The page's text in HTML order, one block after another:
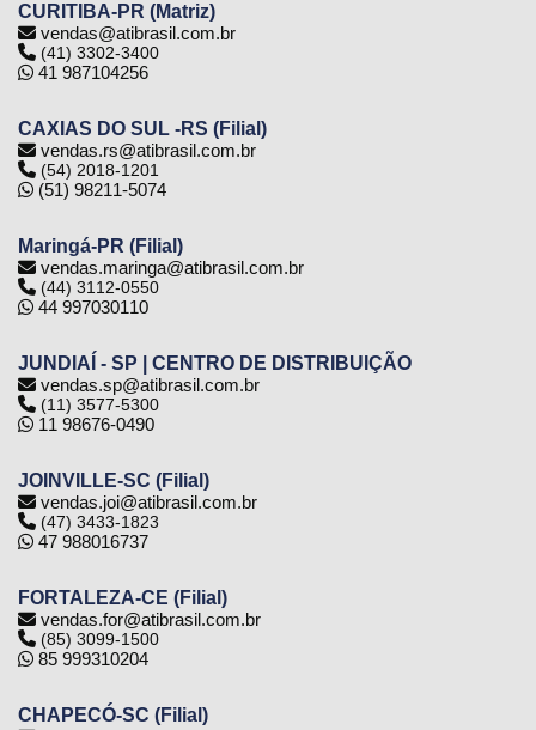
CURITIBA-PR (Matriz)
vendas@atibrasil.com.br
(41) 3302-3400
41 987104256
CAXIAS DO SUL -RS (Filial)
vendas.rs@atibrasil.com.br
(54) 2018-1201
(51) 98211-5074
Maringá-PR (Filial)
vendas.maringa@atibrasil.com.br
(44) 3112-0550
44 997030110
JUNDIAÍ - SP | CENTRO DE DISTRIBUIÇÃO
vendas.sp@atibrasil.com.br
(11) 3577-5300
11 98676-0490
JOINVILLE-SC (Filial)
vendas.joi@atibrasil.com.br
(47) 3433-1823
47 988016737
FORTALEZA-CE (Filial)
vendas.for@atibrasil.com.br
(85) 3099-1500
85 999310204
CHAPECÓ-SC (Filial)